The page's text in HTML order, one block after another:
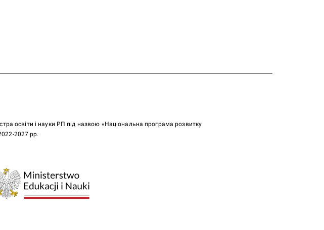
освіти і науки РП під назвою «Національна програма розвитку
2027 рр.